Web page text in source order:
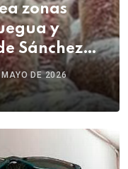
zonas
y
Sánchez
DE 2026